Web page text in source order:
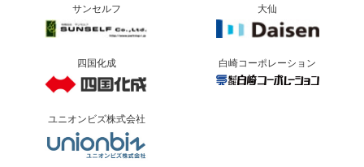
サンセルフ 大仙
四国化成 白崎コーポレーション
ユニオンビズ株式会社